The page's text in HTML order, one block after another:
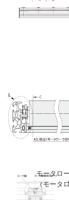
モータロ
（モータ